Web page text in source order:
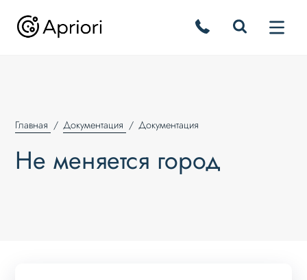
Главная Документация Документация
Не меняется город